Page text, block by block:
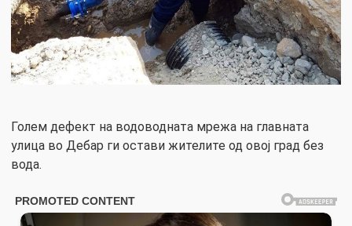
Голем дефект на водоводната мрежа на главната
улица во Дебар ги остави жителите од овој град без
вода.